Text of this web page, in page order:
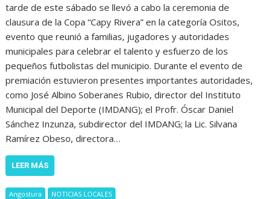
tarde de este sábado se llevó a cabo la ceremonia de
clausura de la Copa “Capy Rivera” en la categoría Ositos,
evento que reunió a familias, jugadores y autoridades
municipales para celebrar el talento y esfuerzo de los
pequeños futbolistas del municipio. Durante el evento de
premiación estuvieron presentes importantes autoridades,
como José Albino Soberanes Rubio, director del Instituto
Municipal del Deporte (IMDANG); el Profr. Óscar Daniel
Sánchez Inzunza, subdirector del IMDANG; la Lic. Silvana
Ramírez Obeso, directora…
LEER MÁS
Angostura NOTICIAS LOCALES